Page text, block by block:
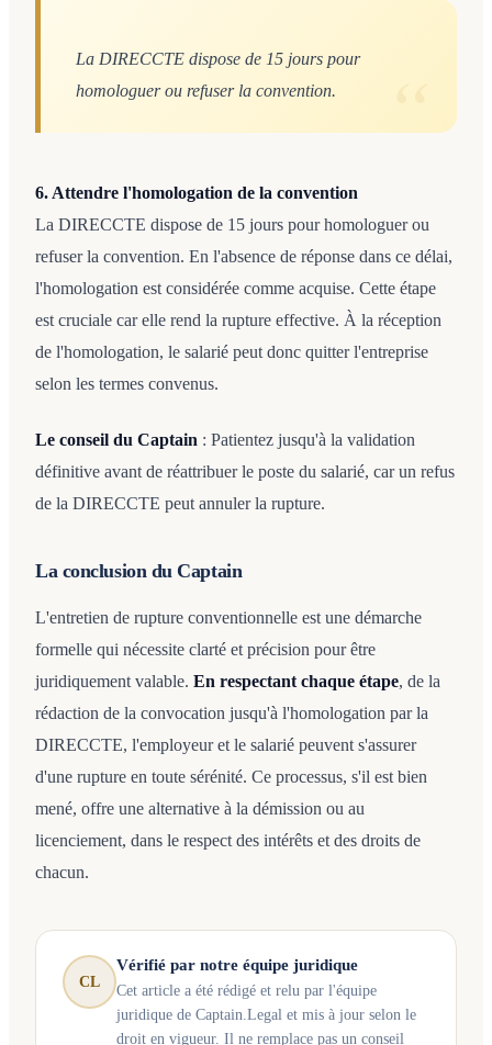
La DIRECCTE dispose de 15 jours pour
homologuer ou refuser la convention.
6. Attendre l'homologation de la convention
La DIRECCTE dispose de 15 jours pour homologuer ou
refuser la convention. En l'absence de réponse dans ce délai,
l'homologation est considérée comme acquise. Cette étape
est cruciale car elle rend la rupture effective. À la réception
de l'homologation, le salarié peut donc quitter l'entreprise
selon les termes convenus.
Le conseil du Captain : Patientez jusqu'à la validation
définitive avant de réattribuer le poste du salarié, car un refus
de la DIRECCTE peut annuler la rupture.
La conclusion du Captain
L'entretien de rupture conventionnelle est une démarche
formelle qui nécessite clarté et précision pour être
juridiquement valable. En respectant chaque étape, de la
rédaction de la convocation jusqu'à l'homologation par la
DIRECCTE, l'employeur et le salarié peuvent s'assurer
d'une rupture en toute sérénité. Ce processus, s'il est bien
mené, offre une alternative à la démission ou au
licenciement, dans le respect des intérêts et des droits de
chacun.
CL
Vérifié par notre équipe juridique
Cet article a été rédigé et relu par l'équipe
juridique de Captain.Legal et mis à jour selon le
droit en vigueur. Il ne remplace pas un conseil